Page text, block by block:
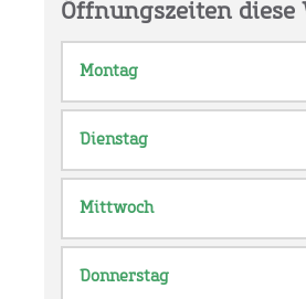
Öffnungszeiten diese
Montag
Dienstag
Mittwoch
Donnerstag